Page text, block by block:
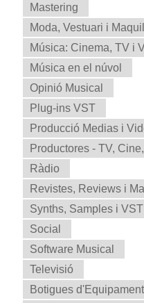
Mastering
Moda, Vestuari i
Música: Cinema, TV i
Música en el núvol
Opinió Musical
Plug-ins VST
Producció Medias i
Productores - TV,
Ràdio
Revistes, Reviews i
Synths, Samples i VST
Social
Software Musical
Televisió
Botigues